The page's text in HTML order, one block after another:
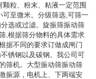
粒、粉末、粘液一定范围
至微米。分级筛选,可筛一
选或过滤。旋振筛振动筛
,根据筛分物料的具体需求
据不同的要求订做成闸门
锈钢以及碳钢。我公司可
筛机。大型振动筛振动筛
振源，电机上、下两端安